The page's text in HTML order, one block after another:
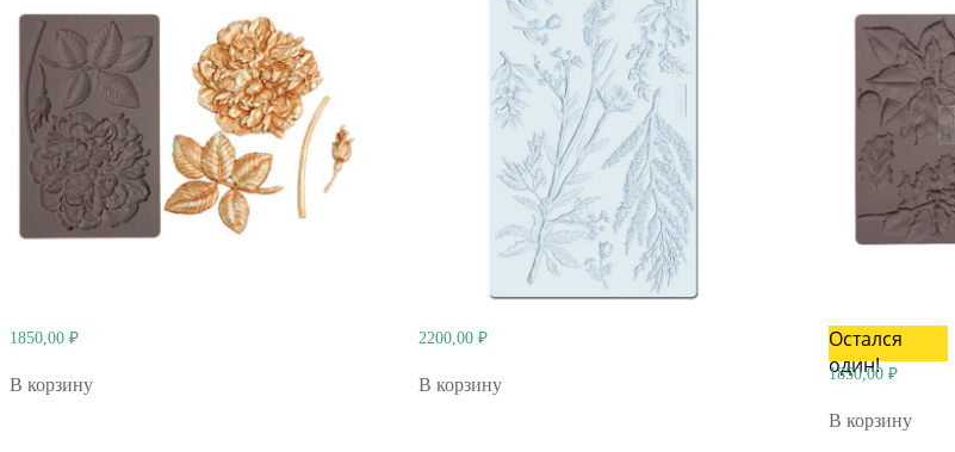
1850,00 ₽
В корзину
2200,00₽
В корзину
Остался
один!
1850,00 ₽
В корзину